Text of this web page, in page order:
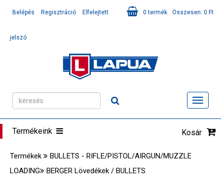
Összesen: 0 Ft
0 termék
Belépés Regisztráció Elfelejtett
jelszó
Termékeink Kosár
Termékek
BULLETS - RIFLE/PISTOL/AIRGUN/MUZZLE
LOADING
BERGER Lövedékek / BULLETS